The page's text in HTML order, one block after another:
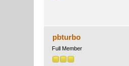
pbturbo
Full Member